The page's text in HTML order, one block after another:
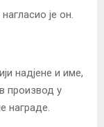
је он.
надјене и име,
производ у
награде.